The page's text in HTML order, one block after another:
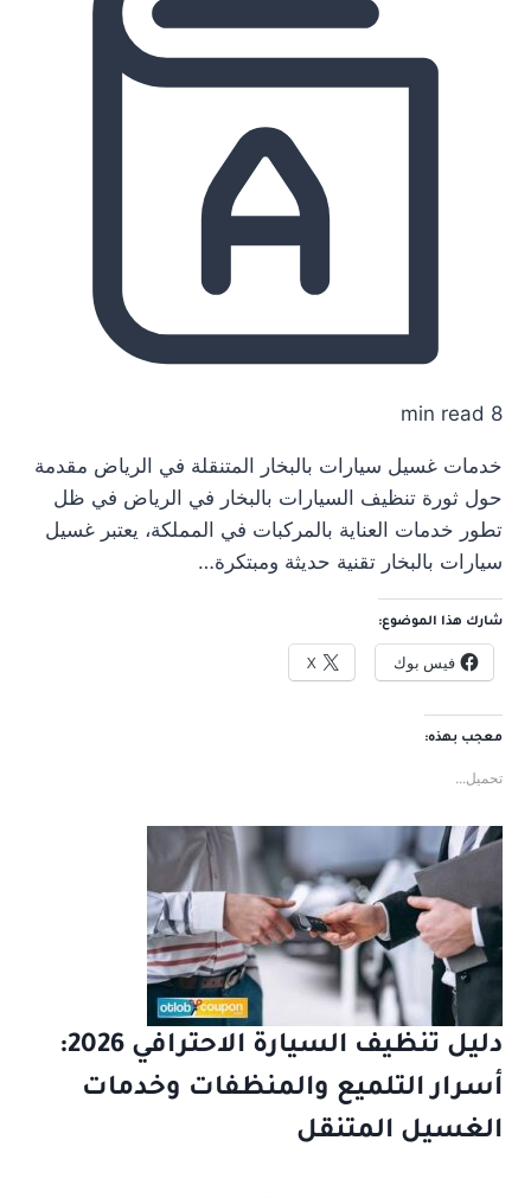
8 min read
خدمات غسيل سيارات بالبخار المتنقلة في الرياض مقدمة
حول ثورة تنظيف السيارات بالبخار في الرياض في ظل
تطور خدمات العناية بالمركبات في المملكة، يعتبر غسيل
سيارات بالبخار تقنية حديثة ومبتكرة…
شارك هذا الموضوع:
فيس بوك X
معجب بهذه:
تحميل...
دليل تنظيف السيارة الاحترافي 2026:
أسرار التلميع والمنظفات وخدمات
الغسيل المتنقل